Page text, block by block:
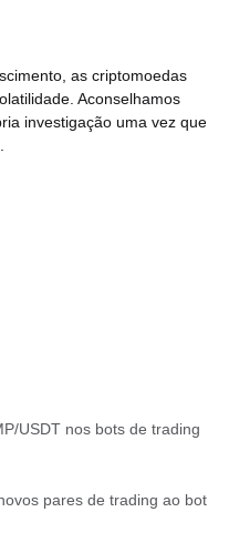
as criptomoedas
Aconselhamos
investigação uma vez que
USDT nos bots de trading
pares de trading ao bot